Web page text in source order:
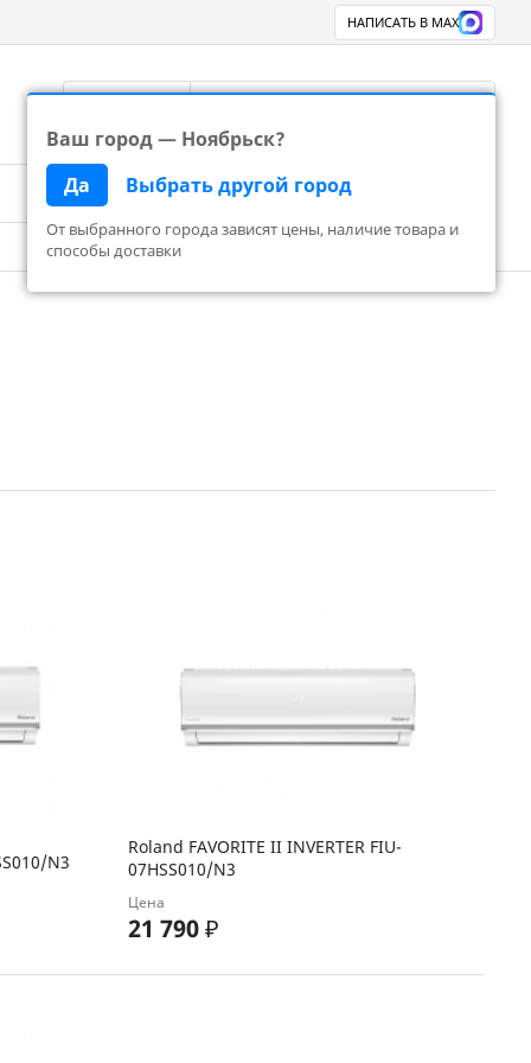
НАПИСАТЬ В MAX
Ваш город — Ноябрьск?
Да
Выбрать другой город
От выбранного города зависят цены, наличие товара и
способы доставки
Поиск
N3
Roland FAVORITE II INVERTER FIU-
07HSS010/N3
Цена
21 790₽